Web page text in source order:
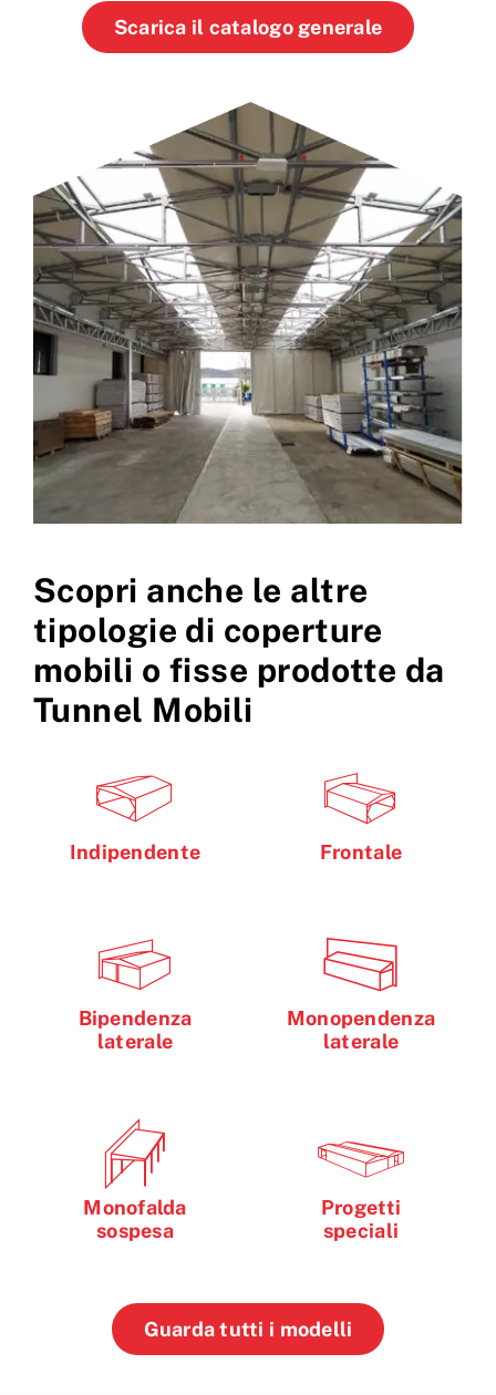
Scarica il catalogo generale
Scopri anche le altre
tipologie di coperture
mobili o fisse prodotte da
Tunnel Mobili
Indipendente Frontale
Bipendenza
laterale
Monopendenza
laterale
Monofalda
sospesa
Progetti
speciali
Guarda tutti i modelli